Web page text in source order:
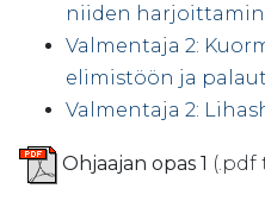
niiden
Valmentaja 2:
elimistöön ja
Valmentaja 2:
Ohjaajan opas 1 (.pdf